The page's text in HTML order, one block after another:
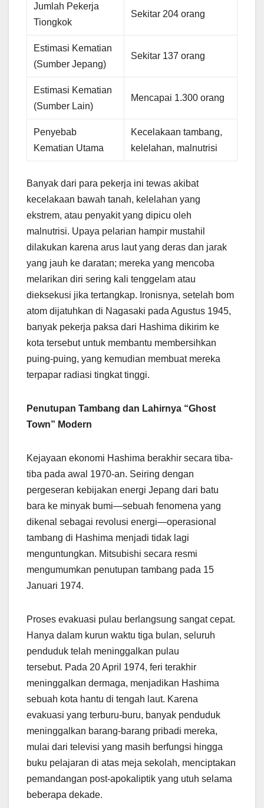
Jumlah Pekerja
Tiongkok
Sekitar 204 orang
Estimasi Kematian
(Sumber Jepang)
Sekitar 137 orang
Estimasi Kematian
(Sumber Lain)
Mencapai 1.300 orang
Penyebab
Kematian Utama
Kecelakaan tambang,
kelelahan, malnutrisi
Banyak dari para pekerja ini tewas akibat
kecelakaan bawah tanah, kelelahan yang
ekstrem, atau penyakit yang dipicu oleh
malnutrisi. Upaya pelarian hampir mustahil
dilakukan karena arus laut yang deras dan jarak
yang jauh ke daratan; mereka yang mencoba
melarikan diri sering kali tenggelam atau
dieksekusi jika tertangkap. Ironisnya, setelah bom
atom dijatuhkan di Nagasaki pada Agustus 1945,
banyak pekerja paksa dari Hashima dikirim ke
kota tersebut untuk membantu membersihkan
puing-puing, yang kemudian membuat mereka
terpapar radiasi tingkat tinggi.
Penutupan Tambang dan Lahirnya “Ghost
Town” Modern
Kejayaan ekonomi Hashima berakhir secara tiba-
tiba pada awal 1970-an. Seiring dengan
pergeseran kebijakan energi Jepang dari batu
bara ke minyak bumi—sebuah fenomena yang
dikenal sebagai revolusi energi—operasional
tambang di Hashima menjadi tidak lagi
menguntungkan. Mitsubishi secara resmi
mengumumkan penutupan tambang pada 15
Januari 1974.
Proses evakuasi pulau berlangsung sangat cepat.
Hanya dalam kurun waktu tiga bulan, seluruh
penduduk telah meninggalkan pulau
tersebut. Pada 20 April 1974, feri terakhir
meninggalkan dermaga, menjadikan Hashima
sebuah kota hantu di tengah laut. Karena
evakuasi yang terburu-buru, banyak penduduk
meninggalkan barang-barang pribadi mereka,
mulai dari televisi yang masih berfungsi hingga
buku pelajaran di atas meja sekolah, menciptakan
pemandangan post-apokaliptik yang utuh selama
beberapa dekade.